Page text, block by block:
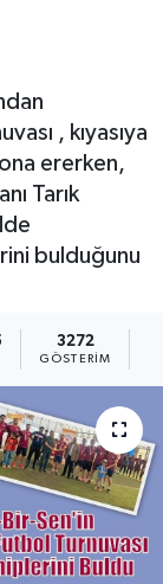
, kıyasıya
ererken,
Tarık
bulduğunu
3272
GÖSTERIM